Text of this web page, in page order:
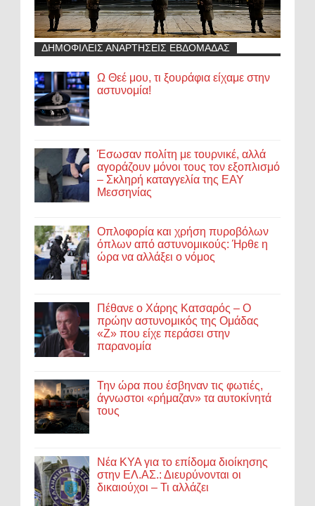
ΔΗΜΟΦΙΛΕΙΣ ΑΝΑΡΤΗΣΕΙΣ ΕΒΔΟΜΑΔΑΣ
Ω Θεέ μου, τι ξουράφια είχαμε στην
αστυνομία!
Έσωσαν πολίτη με τουρνικέ, αλλά
αγοράζουν μόνοι τους τον εξοπλισμό
– Σκληρή καταγγελία της ΕΑΥ
Μεσσηνίας
Οπλοφορία και χρήση πυροβόλων
όπλων από αστυνομικούς: Ήρθε η
ώρα να αλλάξει ο νόμος
Πέθανε ο Χάρης Κατσαρός – Ο
πρώην αστυνομικός της Ομάδας
«Ζ» που είχε περάσει στην
παρανομία
Την ώρα που έσβηναν τις φωτιές,
άγνωστοι «ρήμαζαν» τα αυτοκίνητά
τους
Νέα ΚΥΑ για το επίδομα διοίκησης
στην ΕΛ.ΑΣ.: Διευρύνονται οι
δικαιούχοι – Τι αλλάζει